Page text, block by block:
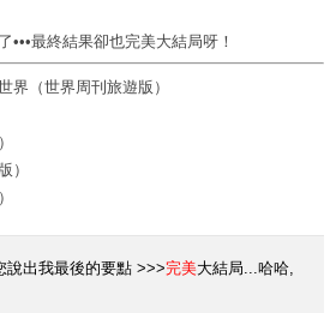
最終結果卻也完美大結局呀！
界（世界周刊旅遊版）
）
說出我最後的要點 >>>完美大結局...哈哈,